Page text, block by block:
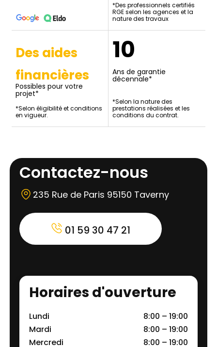
*Des professionnels certifiés
RGE selon les agences et la
nature des travaux
Des aides
financières
Possibles pour votre
projet*
*Selon éligibilité et conditions
en vigueur.
10
Ans de garantie
décennale*
*Selon la nature des
prestations réalisées et les
conditions du contrat.
Contactez-nous
235 Rue de Paris 95150 Taverny
01 59 30 47 21
Horaires d'ouverture
Lundi
8:00 – 19:00
Mardi
8:00 – 19:00
Mercredi
8:00 – 19:00